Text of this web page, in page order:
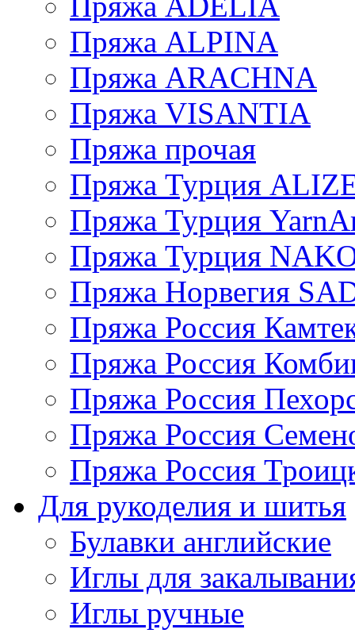
Пряжа ALPINA
Пряжа ARACHNA
Пряжа VISANTIA
Пряжа прочая
Пряжа Турция
Пряжа Турция
Пряжа Турция
Пряжа Норвегия
Пряжа Россия
Пряжа Россия
Пряжа Россия
Пряжа Россия
Пряжа Россия
Для рукоделия и шитья
Булавки английские
Иглы для
Иглы ручные